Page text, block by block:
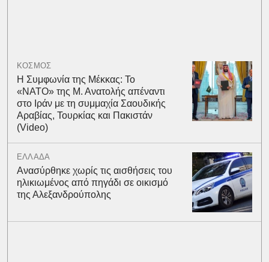
ΚΟΣΜΟΣ
Η Συμφωνία της Μέκκας: Το
«ΝΑΤΟ» της Μ. Ανατολής απέναντι
στο Ιράν με τη συμμαχία Σαουδικής
Αραβίας, Τουρκίας και Πακιστάν
(Video)
ΕΛΛΑΔΑ
Ανασύρθηκε χωρίς τις αισθήσεις του
ηλικιωμένος από πηγάδι σε οικισμό
της Αλεξανδρούπολης